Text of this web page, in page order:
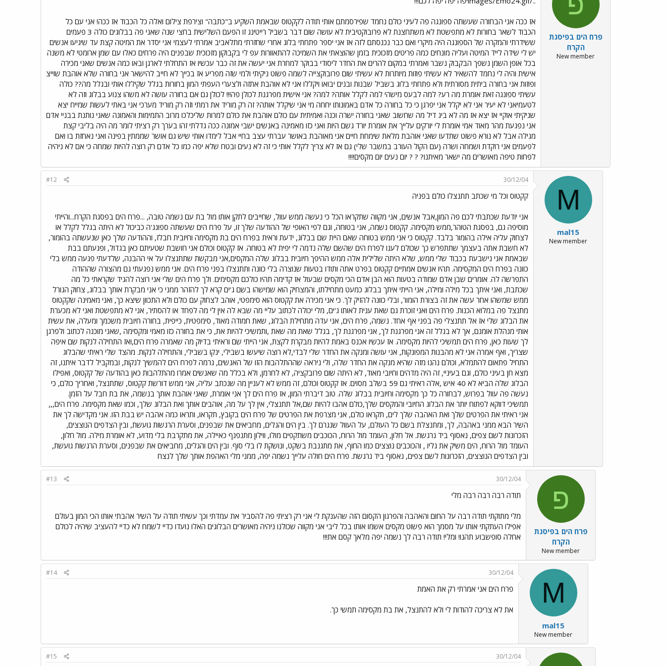
פרח הים בפיסגת
הקרח
New member
אז ככה אני הבחורה שעשתה ספונגה פה לעיני כולם נחמד שפירסמתם אותי תודה לקקטוס שבאמת השקיע ב"כתבה" וצירפת צילום ואלה כל הכבוד אז ככה! אני עם כל
הכבוד לשאר בחורות לא מתפשטת לא משתחצנת לא פרובוקטיבית לא עושה שום דבר בשביל רייטינג זו הפעם השלישית בחצי שנה שאני פה בבלוגים כולה 3 פעמים
ששידרתי והמקרה של הספונגה היה מיקרי ואם כבר נכנסתם לזה אז אני יספר פתחתי בלוג אחרי שחזרתי מתלאביב אמרתי לעצמי אני יסדר את המיטה קצת עד שיגיעו אנשים
יש לי שידה לייד המיטה ועליה מונחים כמה פריטים מזכוכית בזמן שהוצאתי את השמיכה להתאוורות עפ לי בקבוקון מזכוכית שבפנים היה פרחים כאלו עם שמן ארומטי לא משנה
בכל אופן השמן נשפך הבקבוק נשבר ואמרתי במקום להרים את החדר ליסודי בבוקר למחרת אני יעשה את זה כבר עכשיו אז התחלתי לארגן ובאו כמה אנשים שאני מכירה
אישית והיה לי נחמד להשאיר לא עשיתי פוזות מיותרות לא עשיתי שום פרובוקצייה לשמה פשוט ניקיתי ולמי שזה מפריע אז בכייך לא חייב להישאר אני בחורה שלא אוהבת שוייצ
ופוזות אני בחורה ביתית מסורתית ולא פתחתי בלוג בשביל שבנות ובנים יבואו ויקללו אני לא אוהבת אתזה ולצערי העפתי המון בחורות בגלל שקיללו אותי ובגלל מה?? כולה
עשיתי ספונגה זאת אומרת מה רע? למה לבעס מישהי למה לקלל אותה? למה? אני אישית מפרגנת לכולן פה!!! לכולן גם אם בחורה עושה לא משהו צנוע בבלוג וזה לא
לטעמיאני לא יעיר אני לא יקלל אני יפרגן כי כל בחורה כל אדם באמונותו יחחה מי אני שיקלל אותה? זה רק מוריד את רמתי וזה רק מוריד מערכי אני באתי לעשות שמייח יצא
שניקיתי אוקיי אז יצא אז מה לא ביג דיל מה שחשוב שאני בחורה ישרה וכנה ואמיתית עם כולם אוהבת את כולם למרות שליכלכו מרוב התמימות והאמונה שאני נותנת בבניי אדם
אני נפגעת מהר מאוד אמי אומרת לי יורקים עלייך את אומרת יורד גשם היות ואני כזו מאמינה באנשים ישבי אמונה ככה גדלתי זהו בערך רק רציתי לומר מה היה בליבי קצת
מגילה אבל לא נורא פשוט שתדעו שאני אוהבת מלאת שימחת חיים אני מאוהבת באושר עברתי עצב בחיי אבל לימדו אותי שיש גם אושר שממתין בפינה ואני נאחזת בו ואם
לפעמים אני רוקדת ושמחה ושרה (עם הקול העורב במשבר שלי) גם אז לא צריך לקלל אותי כי זה לא נעים ובטח שלא יפה כמו כל אדם רק רוצה להיות שמחה כי אם לא ניהיה
לפחות טיפה מאושרים מה ישאר מאיתנו? ? ? יום נעים יום מקסים!!!!
M
mal15
New member
30/12/04
#12
קקטוס וכל מי שכתב תתנצלו כולם בפניה
אני יודעת שכתבתי לכם פה המון,אבל אנשים, אני מקווה שתקראו הכל כי נעשה ממש עוול, שחייבים לתקן אותו מול בת עם נשמה טובה, ...פרח הים בפסגת הקרח...והייתי
מוסיפה גם, בפסגת הטוהר,ממש מקסימה. קקטוס נשמה, אני בטוחה, וגם לפי האופי של ההודעה שלך זו, על פרח הים שעשתה ספונג'ה כביכול לא היתה בגלל לקלל או
לצחוק עליה אילה בהומור בלבד. קקטוס כי אני ממש בטוחה שאם היית שם בבלוג, ידעת וראית בפרח הים בת מקסימה וחיובית חבלז, וההודעה שלך כאן שנעשתה בהומור,
לא חשבת אתה בעצמך שתתפרש כך שכולם לעגו לפרח הים שהשם שלה נדמה לי יפית לא בטוחה. אז קקטוס וכולם אני חושבת שטעיתם כאן בגדול, ופגעתם בבת
שבאמת אני נישבעת בכבוד שלי ממש, שלא היתה שלילית אלה ממש ההיפך חיובית בבלוג שלה המקסים,אני מבקשת שתתנצלו על אי ההבנה, שלדעתי פגעה ממש בלי
כוונה בפרח הים המקסימה. תהיו אנשים אמתיים קקטוס בפרט אתה ותודו בטעות שנוצרה בלי כוונה ותתנצלו בפני פרח הים. אני ממש נפגעתי גם מהצורה שההודה
התפרשה לה. אומרים שבן אדם שמודה בטעות הוא הבן אדם הכי מקסים שבעול אז קדימה תהיו כולכם מקסימים. ולך פרח הים שלי אני רוצה להגיד שקראתי כל מה
שכתבת, ואני איתך בכל מילה ומילה, אני הייתי איתך בבלוג כמעט מתחילתו, והמצחיק הוא שמישהו בשם ג'ים קרא לך להזהר ממני כי אני מבקרת אותך בבלוג, צחוק הגורל
ממש שמשהו אחר עשה את זה בצורת הומור, ובלי כוונה להזיק לך. כי אני מכירה את קקטוס הוא סימפטי, אוהב לצחוק עם כולם ולא התכוון שיצא כך, ואני מאמינה שקקטוס
מתנצל פה במלוא הכנות. פרח הים ואני זוכרת גם שאת ענית לאותו ג'ים, מלי יכולה לכתוב עליי מה שבא לה אין לי מה לפחד או להסתיר, אני לא מתפשטת ואני לא מכערת
את הבלוג שלי אז אל תתנצלי פה בפני אף אחד. נשמה, פרח הים, אני עדה מתחילת הבלוג, שאת חמודה מאוד, סימפטית, כייפית, בחורה חיובית משכמך ומעלה, את עשית
אותי מנהלת אומנם, אך לא בגלל זה אני מפרגנת לך, אני מפרגנת לך, בגלל שאת מה שאת ,ותמשיכי להיות את, כי את בחורה כזו מאמי ומקסימה ,שאני מוכנה לכתוב ולפרגן
לך שעות כאן, פרח הים תמשיכי להיות מקסימה. אז עכשיו אכנס באמת להיות מבקרת לקצת, אני הייתי שם וראיתי בדיוק מה שאמרה פרח הים,ואז התחילה לנקות שם איפה
שצריך, ואף אמרה אני לא מהבנות המפונקות, אני עושה ומנקה את החדר שלי לבדי,לא רוצה שיעשו בשבילי, ינקו בשבילי, והתחילה לנקות. מהצד שלי ראיתי שהבלוג
התחיל פתאום להתמלא, וכולם נהנו מזה שהיא מנקה את החדר שלה, ולי ניראה שההתלהבות הזו של האנשים, גרמה לפרח הים להמשיך לנקות, ובמקביל לדבר איתנו, זה
מצא חן בעיני כולם, וגם בעיניי, זה היה מדהים וחיובי מאוד, לא היתה שום פרובקציה, לא לחרמן, ולא בכלל מה שאנשים אמרו מהתלהבות כאן בהודעה של קקטוס, ואפילו
הבלוג שלה הביא לא 40 איש ,אלה ראיתי גם 59 בשלב מסוים. אז קקטוס וכולם, זה ממש לא לעניין מה שנכתב עליה, אני ממש דורשת קקטוס, שתתנצל, ואחריך כולם, כי
נעשה פה עוול בפרוש, לבחורה כל כך מקסימה וחיובית בבלוג שלה. טוב דיברתי המון, אז פרח הים לך אני אומרת, שאני אוהבת אותך בנשמה, את בת חבל על הזמן.
תמשיכי דווקא לפתוח יותר את הבלוג החיובי והמקסים שלך,כולם אהבו להיות שם,אל תתנצלי, אין לך על מה, אוהבים אותך ואת הבלוג שלך, וכמו שאת מקסימה. פרח הים,,,
אני ראיתי את הפרטים שלך ואת האהבה שלך לים, תקראו כולם, אני מצרפת את הפרטים של פרח הים בקובץ, תקראו, ותראו כמה אהבה יש בבת הזו. אני מקדישה לך את
השיר הבא ממני באהבה, לך, ומתנצלת בשם כל העולם, על העוול שנגרם לך. בין הים והגלים, מחביאים את שבפנים, וסערת הרגשות גועשת, ובין הצדפים הנוצצים,
הזכרונות לשם צפים, נאסוף ביד נרגשת. אל חלון, העומד מול הרוח, הכוכבים משתקפים מולו, ווילון מתנפנף כאיילה, את מתקרבת בלי מדוע, לא אומרת מילה. מול חלון,
העומד מול הרוח, הים משיק את גליו , והכוכבים נוצצים כמו החוף, את מתגנבת בשקט, ונושקת לו בלי סוף. ובין הים והגלים, מחביאים את שבפנים, וסערת הרגשות גועשת,
ובין הצדפים הנוצצים, הזכרונות לשם צפים, נאסוף ביד נרגשת. פרח הים חולה עלייך נשמה יפה, ממני מלי האהפת אותך שלך לנצח
פ
פרח הים בפיסגת
הקרח
New member
30/12/04
#13
תודה רבה רבה רבה מלי
מלי מתוקתי תודה רבה על החום והאהבה והפרגון הקסום הזה שהענקת לי אני רק רציתי פה להסביר את עמדתי וכך עשיתי תודה על השיר אהבתי אותו הכי המון בעולם
אפילו העתקתי אותו על מסמך הוא פשוט מקסים אשמו אותו בכל ליבי אני מקווה שכולנו ניהיה מאושרים הבלוגים האלו נועדו כדיי לשמח לא כדיי להעציב שיהיה לכולם
אחלה סופשבוע תהנו! ומלי! תודה רבה לך נשמה יפה מלאך קסם את!!!
M
mal15
New member
30/12/04
#14
פרח הים אני אמרתי רק את האמת
את לא צריכה להודות לי ולא להתנצל, את בת מקסימה תמשי כך.
30/12/04
#15